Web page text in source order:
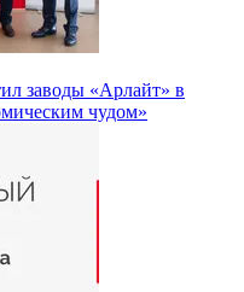
заводы «Арлайт» в
чудом»